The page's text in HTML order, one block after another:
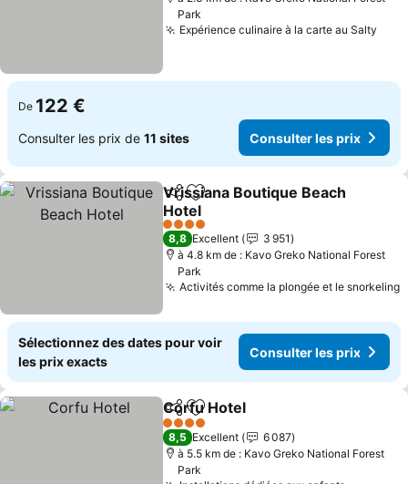
Park
Expérience culinaire à la carte au Salty
De 122 €
Consulter les prix de 11 sites Consulter les prix
PartagerAjouter à mes favoris
Vrissiana Boutique Beach
Hotel
4 Étoiles
8,8 Excellent
3 951
à 4.8 km de : Kavo Greko National Forest
Park
Activités comme la plongée et le snorkeling
Sélectionnez des dates pour voir
les prix exacts
Consulter les prix
PartagerAjouter à mes favoris
Corfu Hotel
4 Étoiles
8,5 Excellent
6 087
à 5.5 km de : Kavo Greko National Forest
Park